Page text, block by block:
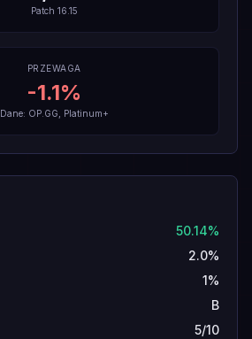
Patch 16.15
PRZEWAGA
-1.1%
Dane: OP.GG, Platinum+
50.14%
2.0%
1%
B
5/10